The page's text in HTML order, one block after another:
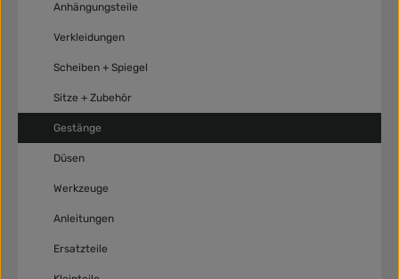
Anhängungsteile
Verkleidungen
Scheiben + Spiegel
Sitze + Zubehör
Gestänge
Düsen
Werkzeuge
Anleitungen
Ersatzteile